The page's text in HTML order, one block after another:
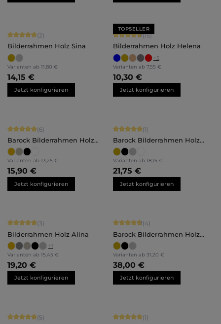
Durchschnittliche Bewertung von 5 von 5 Sternen
(2)
Bilderrahmen Holz Sina
Varianten ab 11,80 €
14,15 €
Jetzt konfigurieren
TOPSELLER
Durchschnittliche Bewertung von
(15)
Bilderrahmen Holz Helena
+5
Varianten ab 7,55 €
10,30 €
Jetzt konfigurieren
Durchschnittliche Bewertung von 5 von 5 Sternen
(6)
Barock Bilderrahmen Holz
Naomi
Varianten ab 13,25 €
15,90 €
Jetzt konfigurieren
Durchschnittliche Bewertung von 5
(1)
Barock Bilderrahmen Holz
Lilly
Varianten ab 18,15 €
21,75 €
Jetzt konfigurieren
Durchschnittliche Bewertung von 5 von 5 Sternen
(3)
Bilderrahmen Holz Alina
+1
Varianten ab 15,45 €
19,20 €
Jetzt konfigurieren
Durchschnittliche Bewertung von
(4)
Barock Bilderrahmen Holz
Valentina
Varianten ab 31,20 €
38,00 €
Jetzt konfigurieren
Durchschnittliche Bewertung von 5 von 5 Sternen
(5)
Durchschnittliche Bewertung von 5
(1)